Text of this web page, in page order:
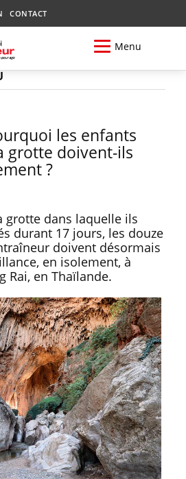
CONTACT
Menu
les enfants
grotte doivent-ils
?
grotte dans laquelle ils
durant 17 jours, les douze
doivent désormais
en isolement, à
Rai, en Thaïlande.